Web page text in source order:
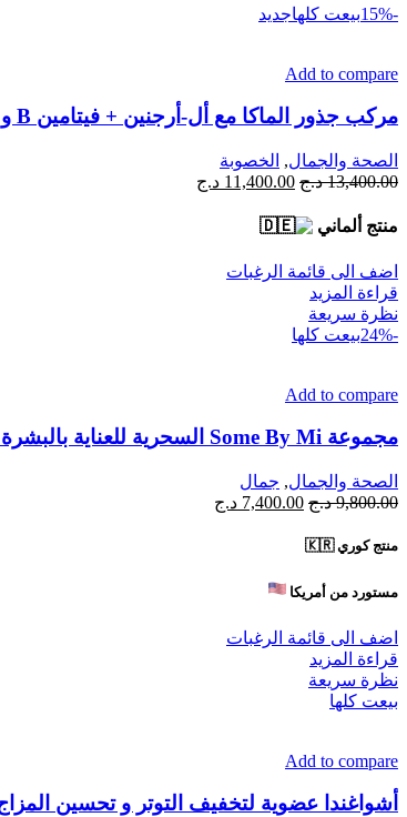
-15% بيعت كلهاجديد
Add to compare
مركب جذور الماكا مع أل-أرجنين + فيتامين B و C + الزنك 240 كبسولة
الصحة والجمال, الخصوبة
13,400.00 د.ج السعر
هو:
11,400.00 د.ج
منتج ألماني
اضف الى قائمة الرغبات
قراءة المزيد
نظرة سريعة
-24%
بيعت كلها
Add to compare
مجموعة Some By Mi السحرية للعناية بالبشرة – 4 قطع
الصحة والجمال, جمال
9,800.00 د.ج السعر
7,400.00 د.ج
منتج كوري 🇰🇷
مستورد من أمريكا
اضف الى قائمة الرغبات
قراءة المزيد
نظرة سريعة
بيعت كلها
Add to compare
أشواغندا عضوية لتخفيف التوتر و تحسين المزاج 60 قرص